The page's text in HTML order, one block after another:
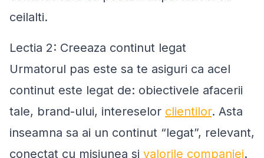
ceilalti.
Lectia 2: Creeaza continut legat
Urmatorul pas este sa te asiguri ca acel
continut este legat de: obiectivele afacerii
tale, brand-ului, intereselor clientilor. Asta
inseamna sa ai un continut “legat”, relevant,
conectat cu misiunea si valorile companiei.